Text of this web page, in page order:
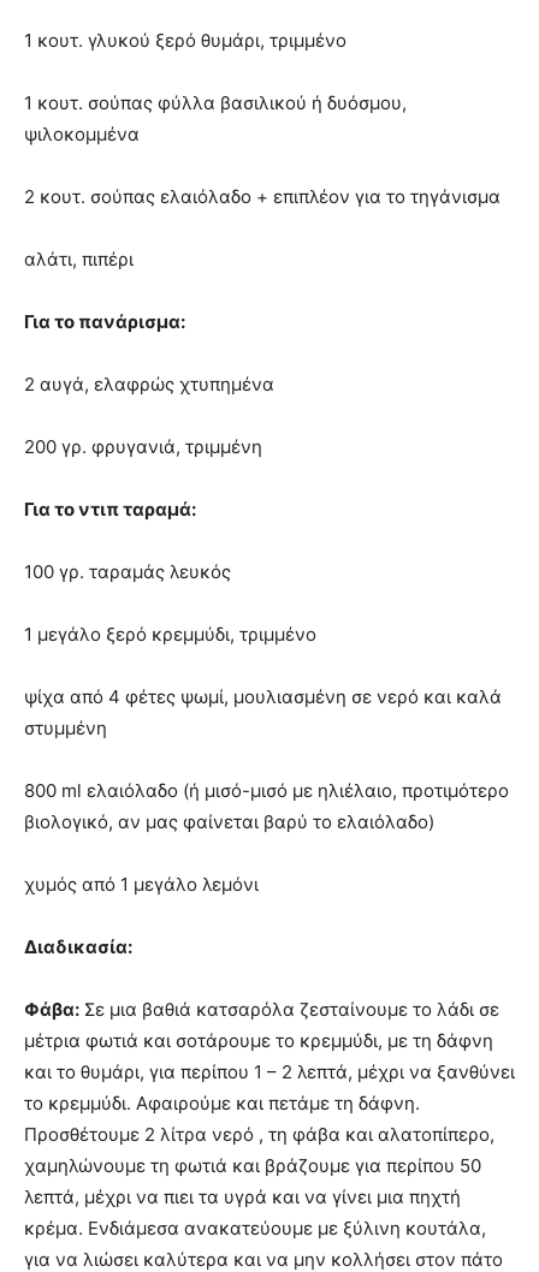
1 κουτ. γλυκού ξερό θυμάρι, τριμμένο
1 κουτ. σούπας φύλλα βασιλικού ή δυόσμου,
ψιλοκομμένα
2 κουτ. σούπας ελαιόλαδο + επιπλέον για το τηγάνισμα
αλάτι, πιπέρι
Για το πανάρισμα:
2 αυγά, ελαφρώς χτυπημένα
200 γρ. φρυγανιά, τριμμένη
Για το ντιπ ταραμά:
100 γρ. ταραμάς λευκός
1 μεγάλο ξερό κρεμμύδι, τριμμένο
ψίχα από 4 φέτες ψωμί, μουλιασμένη σε νερό και καλά
στυμμένη
800 ml ελαιόλαδο (ή μισό-μισό με ηλιέλαιο, προτιμότερο
βιολογικό, αν μας φαίνεται βαρύ το ελαιόλαδο)
χυμός από 1 μεγάλο λεμόνι
Διαδικασία:
Φάβα: Σε μια βαθιά κατσαρόλα ζεσταίνουμε το λάδι σε
μέτρια φωτιά και σοτάρουμε το κρεμμύδι, με τη δάφνη
και το θυμάρι, για περίπου 1 – 2 λεπτά, μέχρι να ξανθύνει
το κρεμμύδι. Αφαιρούμε και πετάμε τη δάφνη.
Προσθέτουμε 2 λίτρα νερό , τη φάβα και αλατοπίπερο,
χαμηλώνουμε τη φωτιά και βράζουμε για περίπου 50
λεπτά, μέχρι να πιει τα υγρά και να γίνει μια πηχτή
κρέμα. Eνδιάμεσα ανακατεύουμε με ξύλινη κουτάλα,
για να λιώσει καλύτερα και να μην κολλήσει στον πάτο